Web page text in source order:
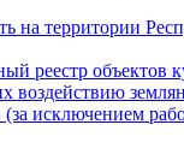
на территории
реестр объектов
воздействию
исключением